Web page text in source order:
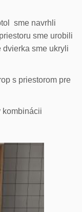
sme navrhli
sme urobili
dvierka sme ukryli
s priestorom pre
kombinácii